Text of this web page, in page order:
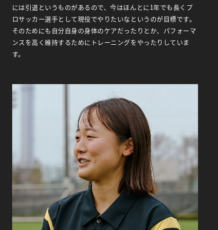
には引退というものがあるので、今はほんとに1年でも長くプ
ロサッカー選手として現役でやりたいなというのが目標です。
そのためにも自分自身の身体のケアだったりとか、パフォーマ
ンスを高く維持するためにトレーニングをやったりしていま
す。